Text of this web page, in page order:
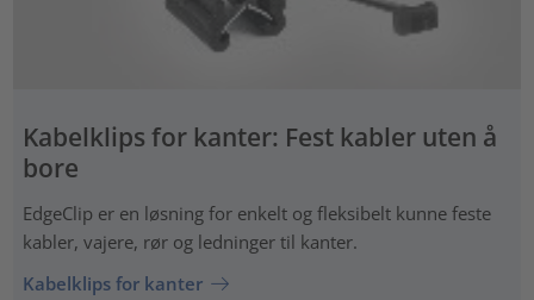
Kabelklips for kanter: Fest kabler uten å
bore
EdgeClip er en løsning for enkelt og fleksibelt kunne feste
kabler, vajere, rør og ledninger til kanter.
Kabelklips for kanter